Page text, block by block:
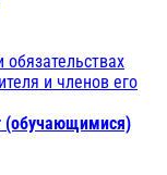
и членов его
(обучающимися)